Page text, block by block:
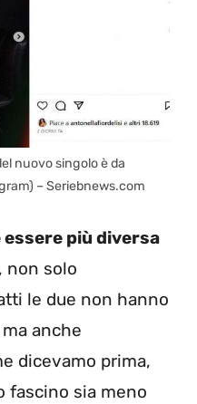
nuovo singolo è da
– Seriebnews.com
più diversa
, non solo
le due non hanno
anche
dicevamo prima,
fascino sia meno